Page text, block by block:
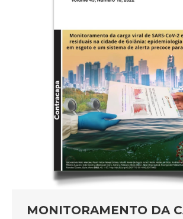
MONITORAMENTO DA